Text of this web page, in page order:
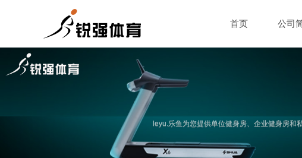
首页 公司
leyu.乐鱼为您提供单位健身房、企业健身房和